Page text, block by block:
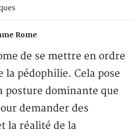
Rome
de se mettre en ordre
la pédophilie. Cela pose
posture dominante que
demander des
la réalité de la